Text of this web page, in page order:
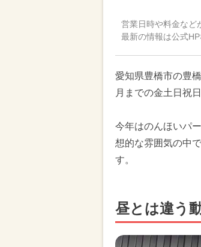
営業日時や料金など
最新の情報は公式HP
愛知県豊橋市の豊
月までの金土日祝
今年はのんほいパ
想的な雰囲気の中
す。
昼とは違う